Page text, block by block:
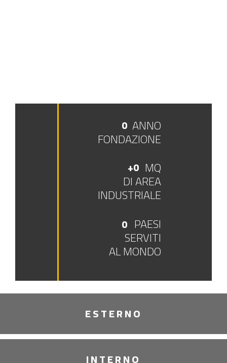
0 ANNO
FONDAZIONE
+0 MQ
DI AREA
INDUSTRIALE
0 PAESI
SERVITI
AL MONDO
ESTERNO
INTERNO